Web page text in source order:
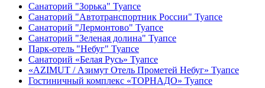
Санаторий "Зорька" Туапсе
Санаторий "Автотранспортник России" Туапсе
Санаторий "Лермонтово" Туапсе
Санаторий "Зеленая долина" Туапсе
Парк-отель "Небуг" Туапсе
Санаторий «Белая Русь» Туапсе
«AZIMUT / Азимут Отель Прометей Небуг» Туапсе
Гостиничный комплекс «ТОРНАДО» Туапсе